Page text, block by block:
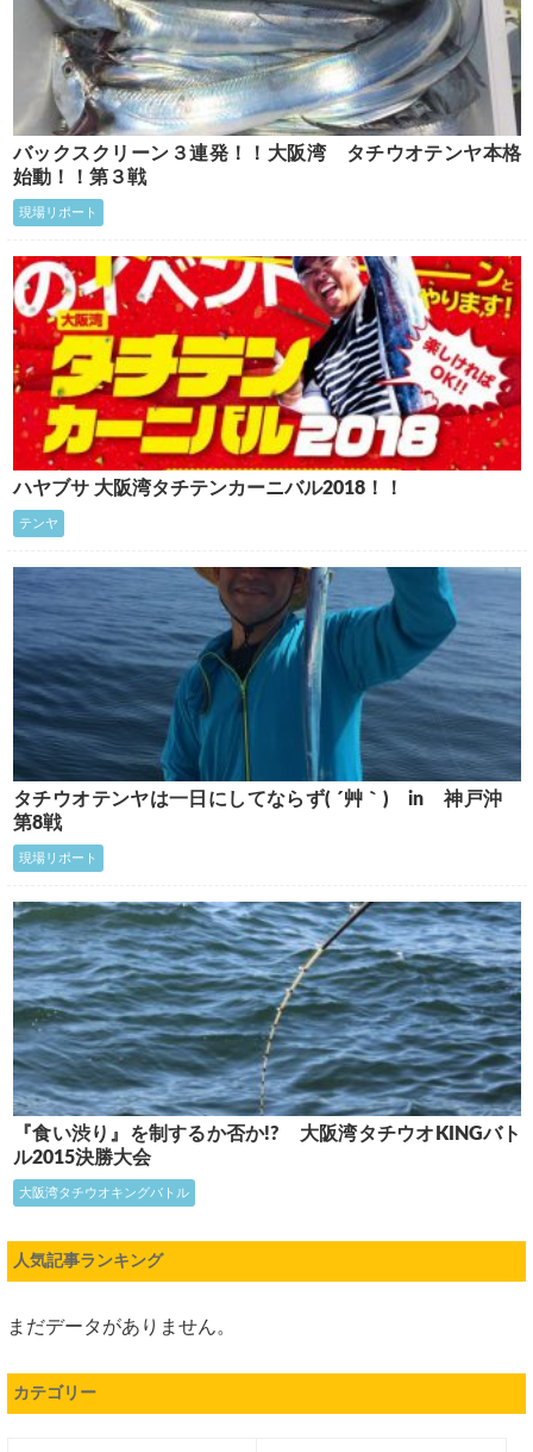
バックスクリーン３連発！！大阪湾 タチウオテンヤ本格
始動！！第３戦
現場リポート
ハヤブサ 大阪湾タチテンカーニバル2018！！
テンヤ
タチウオテンヤは一日にしてならず( ´艸｀) in 神戸沖
第8戦
現場リポート
『食い渋り』を制するか否か!? 大阪湾タチウオKINGバト
ル2015決勝大会
大阪湾タチウオキングバトル
人気記事ランキング
まだデータがありません。
カテゴリー